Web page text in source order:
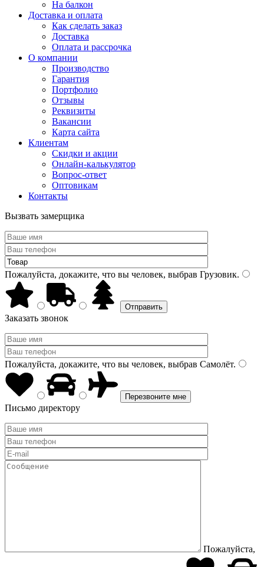
На балкон
Доставка и оплата
Как сделать заказ
Доставка
Оплата и рассрочка
О компании
Производство
Гарантия
Портфолио
Отзывы
Реквизиты
Вакансии
Карта сайта
Клиентам
Скидки и акции
Онлайн-калькулятор
Вопрос-ответ
Оптовикам
Контакты
Вызвать замерщика
Пожалуйста, докажите, что вы человек, выбрав Грузовик.
Заказать звонок
Пожалуйста, докажите, что вы человек, выбрав Самолёт.
Письмо директору
Пожалуйста,